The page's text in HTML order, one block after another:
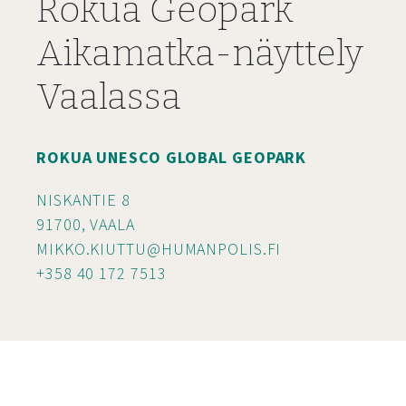
Rokua Geopark
Aikamatka-näyttely
Vaalassa
ROKUA UNESCO GLOBAL GEOPARK
NISKANTIE 8
91700, VAALA
MIKKO.KIUTTU@HUMANPOLIS.FI
+358 40 172 7513